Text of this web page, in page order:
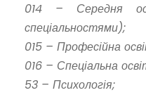
014 – Середня
спеціальностями);
015 – Професійна
016 – Спеціальна
53 – Психологія;